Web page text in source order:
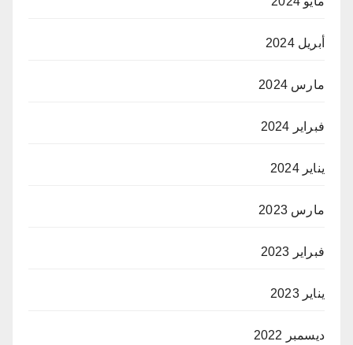
أبريل 2024
مارس 2024
فبراير 2024
يناير 2024
مارس 2023
فبراير 2023
يناير 2023
ديسمبر 2022